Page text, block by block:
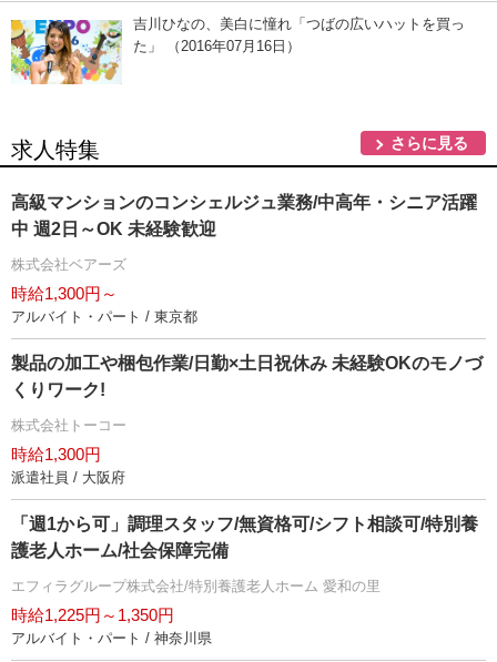
吉川ひなの、美白に憧れ「つばの広いハットを買っ
た」 （2016年07月16日）
求人特集 さらに見る
高級マンションのコンシェルジュ業務/中高年・シニア活躍
中 週2日～OK 未経験歓迎
株式会社ベアーズ
時給1,300円～
アルバイト・パート / 東京都
製品の加工や梱包作業/日勤×土日祝休み 未経験OKのモノづ
くりワーク!
株式会社トーコー
時給1,300円
派遣社員 / 大阪府
「週1から可」調理スタッフ/無資格可/シフト相談可/特別養
護老人ホーム/社会保障完備
エフィラグループ株式会社/特別養護老人ホーム 愛和の里
時給1,225円～1,350円
アルバイト・パート / 神奈川県